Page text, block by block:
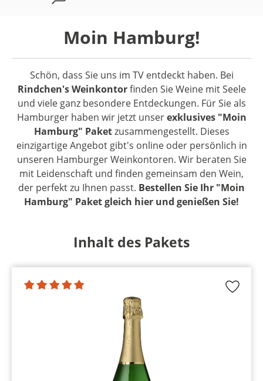
Moin Hamburg!
Schön, dass Sie uns im TV entdeckt haben. Bei
Rindchen's Weinkontorfinden Sie Weine mit Seele
und viele ganz besondere Entdeckungen. Für Sie als
Hamburger haben wir jetzt unserexklusives "Moin
Hamburg" Paketzusammengestellt. Dieses
einzigartige Angebot gibt's online oder persönlich in
unseren Hamburger Weinkontoren. Wir beraten Sie
mit Leidenschaft und finden gemeinsam den Wein,
der perfekt zu Ihnen passt. Bestellen Sie Ihr "Moin
Hamburg" Paket gleich hier und genießen Sie!
Inhalt des Pakets